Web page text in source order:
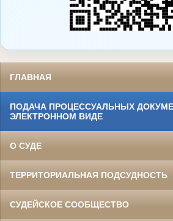
ГЛАВНАЯ
ПОДАЧА ПРОЦЕССУАЛЬНЫХ
ЭЛЕКТРОННОМ ВИДЕ
О СУДЕ
ТЕРРИТОРИАЛЬНАЯ ПОДСУДНОСТЬ
СУДЕЙСКОЕ СООБЩЕСТВО